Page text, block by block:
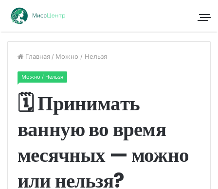
Главная / Можно / Нельзя
Можно / Нельзя
🗓 Принимать
ванную во время
месячных — можно
или нельзя?